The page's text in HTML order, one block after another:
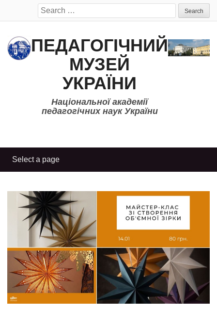
Search
for:
ПЕДАГОГІЧНИЙ
МУЗЕЙ
УКРАЇНИ
Національної академії
педагогічних наук України